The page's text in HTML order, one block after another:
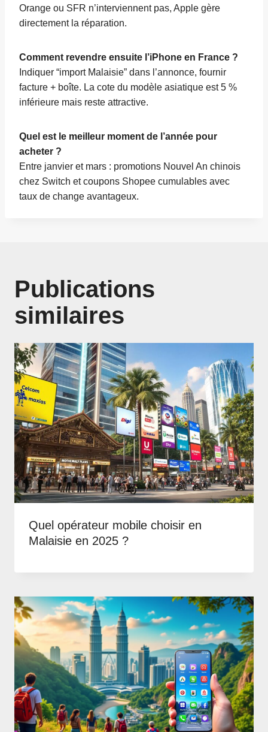
Orange ou SFR n’interviennent pas, Apple gère
directement la réparation.
Comment revendre ensuite l’iPhone en France ?
Indiquer “import Malaisie” dans l’annonce, fournir
facture + boîte. La cote du modèle asiatique est 5 %
inférieure mais reste attractive.
Quel est le meilleur moment de l’année pour
acheter ?
Entre janvier et mars : promotions Nouvel An chinois
chez Switch et coupons Shopee cumulables avec
taux de change avantageux.
Publications
similaires
Quel opérateur mobile choisir en
Malaisie en 2025 ?